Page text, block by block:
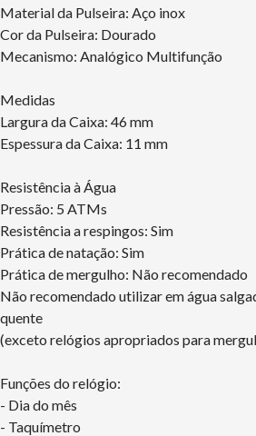
Material da Pulseira: Aço inox
Cor da Pulseira: Dourado
Mecanismo: Analógico Multifunção
Medidas
Largura da Caixa: 46 mm
Espessura da Caixa: 11 mm
Resistência à Água
Pressão: 5 ATMs
Resistência a respingos: Sim
Prática de natação: Sim
Prática de mergulho: Não recomendado
Não recomendado utilizar em água
quente
(exceto relógios apropriados para
Funções do relógio:
- Dia do mês
- Taquímetro